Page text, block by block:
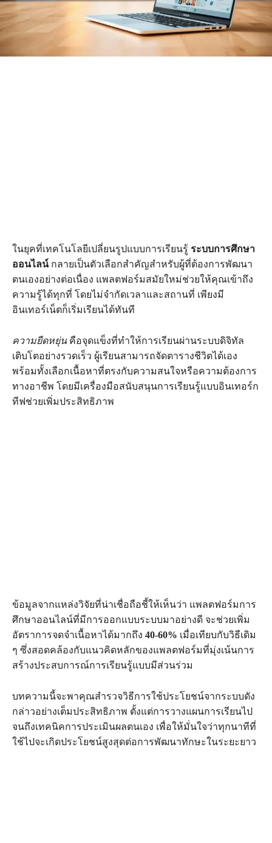
ในยุคที่เทคโนโลยีเปลี่ยนรูปแบบการเรียนรู้ ระบบการศึกษา
ออนไลน์กลายเป็นตัวเลือกสำคัญสำหรับผู้ที่ต้องการพัฒนา
ตนเองอย่างต่อเนื่อง แพลตฟอร์มสมัยใหม่ช่วยให้คุณเข้าถึง
ความรู้ได้ทุกที่ โดยไม่จำกัดเวลาและสถานที่ เพียงมี
อินเทอร์เน็ตก็เริ่มเรียนได้ทันที
ความยืดหยุ่น คือจุดแข็งที่ทำให้การเรียนผ่านระบบดิจิทัล
เติบโตอย่างรวดเร็ว ผู้เรียนสามารถจัดตารางชีวิตได้เอง
พร้อมทั้งเลือกเนื้อหาที่ตรงกับความสนใจหรือความต้องการ
ทางอาชีพ โดยมีเครื่องมือสนับสนุนการเรียนรู้แบบอินเทอร์ก
ทีฟช่วยเพิ่มประสิทธิภาพ
ข้อมูลจากแหล่งวิจัยที่น่าเชื่อถือชี้ให้เห็นว่า แพลตฟอร์มการ
ศึกษาออนไลน์ที่มีการออกแบบระบบมาอย่างดี จะช่วยเพิ่ม
อัตราการจดจำเนื้อหาได้มากถึง 40-60% เมื่อเทียบกับวิธีเดิม
ๆ ซึ่งสอดคล้องกับแนวคิดหลักของแพลตฟอร์มที่มุ่งเน้นการ
สร้างประสบการณ์การเรียนรู้แบบมีส่วนร่วม
บทความนี้จะพาคุณสำรวจวิธีการใช้ประโยชน์จากระบบดัง
กล่าวอย่างเต็มประสิทธิภาพ ตั้งแต่การวางแผนการเรียนไป
จนถึงเทคนิคการประเมินผลตนเอง เพื่อให้มั่นใจว่าทุกนาทีที่
ใช้ไปจะเกิดประโยชน์สูงสุดต่อการพัฒนาทักษะในระยะยาว